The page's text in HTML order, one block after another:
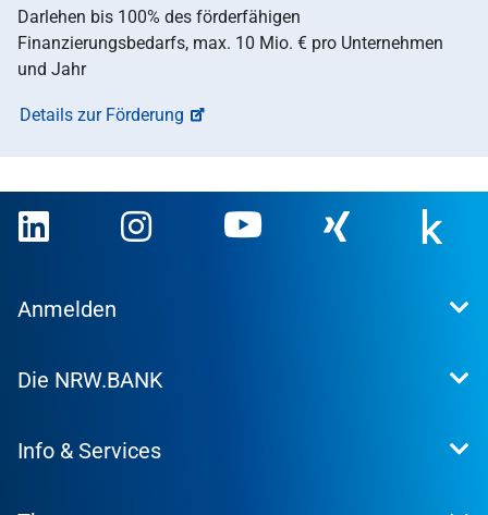
Darlehen bis 100% des förderfähigen
Finanzierungsbedarfs, max. 10 Mio. € pro Unternehmen
und Jahr
Details zur Förderung
Anmelden
Kundenportal
Die NRW.BANK
Presse
Info & Services